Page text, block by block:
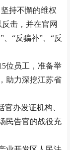
持不懈的维权
击，并在官网
、“反骗补”、“反
位员工，准备举
助力深挖江苏省
官办发证机构、
民告官的战役充